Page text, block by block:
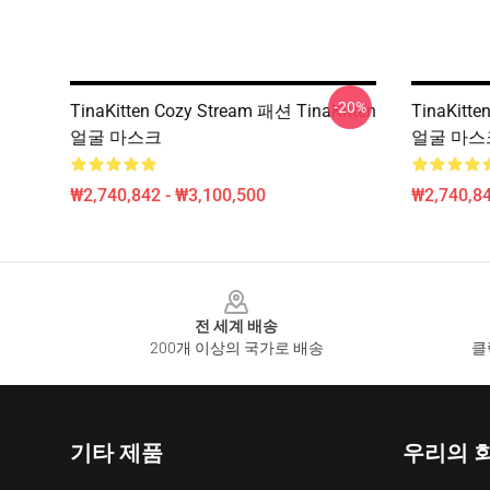
TinaKitten Cozy Stream 패션 TinaKitten
얼굴 마스크
₩2,740,842 - ₩3,100,500
-20%
얼굴 마스
전 세계 배송
200개 이상의 국가로 배송
기타 제품 우리의